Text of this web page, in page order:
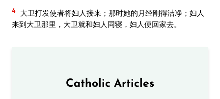
4 大卫打发使者将妇人接来；那时她的月经刚得洁净；妇人
来到大卫那里，大卫就和妇人同寝，妇人便回家去。
Catholic Articles